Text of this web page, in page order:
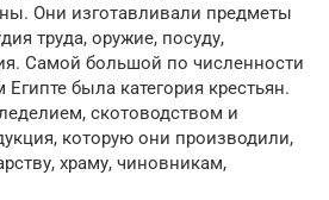
Они изготавливали предметы
труда, оружие, посуду,
Самой большой по численности
была категория крестьян.
скотоводством и
которую они производили,
храму, чиновникам,